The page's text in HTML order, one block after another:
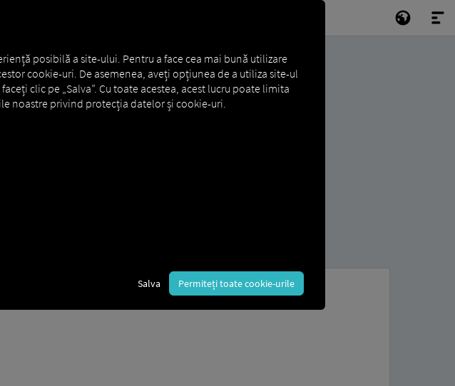
posibilă a site-ului. Pentru a face cea mai bună utilizare
cookie-uri. De asemenea, aveți opțiunea de a utiliza site-ul
clic pe „Salva”. Cu toate acestea, acest lucru poate limita
noastre privind protecția datelor și cookie-uri.
Salva Permiteți toate cookie-urile